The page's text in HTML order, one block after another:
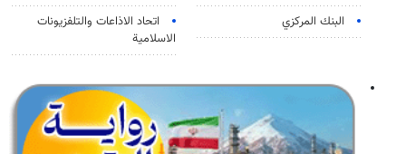
البنك المركزي
اتحاد الاذاعات والتلفزيونات
الاسلامية